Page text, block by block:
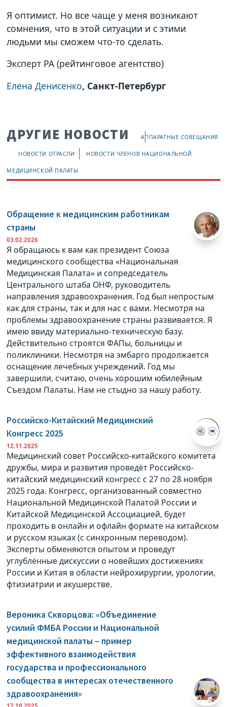
Я оптимист. Но все чаще у меня возникают
сомнения, что в этой ситуации и с этими
людьми мы сможем что-то сделать.
Эксперт РА (рейтинговое агентство)
Елена Денисенко, Санкт-Петербург
ДРУГИЕ НОВОСТИ АППАРАТНЫЕ СОВЕЩАНИЯ
НОВОСТИ ОТРАСЛИ НОВОСТИ ЧЛЕНОВ НАЦИОНАЛЬНОЙ
МЕДИЦИНСКОЙ ПАЛАТЫ
Обращение к медицинским работникам
страны
03.02.2026
Я обращаюсь к вам как президент Союза
медицинского сообщества «Национальная
Медицинская Палата» и сопредседатель
Центрального штаба ОНФ, руководитель
направления здравоохранения. Год был непростым
как для страны, так и для нас с вами. Несмотря на
проблемы здравоохранение страны развивается. Я
имею ввиду материально-техническую базу.
Действительно строятся ФАПы, больницы и
поликлиники. Несмотря на эмбарго продолжается
оснащение лечебных учреждений. Год мы
завершили, считаю, очень хорошим юбилейным
Съездом Палаты. Нам не стыдно за нашу работу.
Российско-Китайский Медицинский
Конгресс 2025
12.11.2025
Медицинский совет Российско-китайского комитета
дружбы, мира и развития проведёт Российско-
китайский медицинский конгресс с 27 по 28 ноября
2025 года. Конгресс, организованный совместно
Национальной Медицинской Палатой России и
Китайской Медицинской Ассоциацией, будет
проходить в онлайн и офлайн формате на китайском
и русском языках (с синхронным переводом).
Эксперты обменяются опытом и проведут
углублённые дискуссии о новейших достижениях
России и Китая в области нейрохирургии, урологии,
фтизиатрии и акушерстве.
Вероника Скворцова: «Объединение
усилий ФМБА России и Национальной
медицинской палаты – пример
эффективного взаимодействия
государства и профессионального
сообщества в интересах отечественного
здравоохранения»